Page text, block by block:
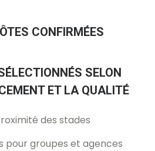
CONFIRMÉES
SELON
ET LA QUALITÉ
des stades
pour groupes et agences